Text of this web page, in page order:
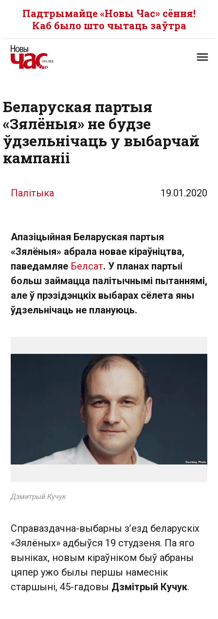
Падтрымайце «Новы Час» сёння!
Каб было што чытаць заўтра
Беларуская партыя
«Зялёныя» не будзе
ўдзельнічаць у выбарчай
кампаніі
Палітыка 19.01.2020
Апазіцыйная Беларуская партыя
«Зялёныя» абрала новае кіраўніцтва,
паведамляе Белсат. У планах партыі
больш займацца палітычнымі пытаннямі,
але ў прэзідэнцкіх выбарах сёлета яны
ўдзельнічаць не плануюць.
Дзмитрый Кучук
Справаздачна-выбарны з’езд беларускіх
«Зялёных» адбыўся 19 студзеня. Па яго
выніках, новым кіраўніком быў абраны
цяпер ужо былы першы намеснік
старшыні, 45-гадовы Дзмітрый Кучук.